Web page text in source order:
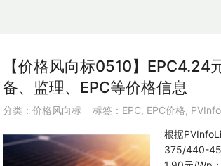
【价格风向标0510】
备、监理、EPC等价格信息
分类： 价格风向标 标签： EPC, EPC价格,
根据
375/440-